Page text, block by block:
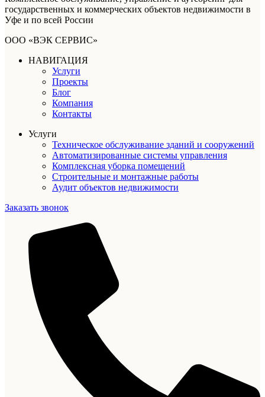
государственных и коммерческих объектов недвижимости в
Уфе и по всей России
ООО «ВЭК СЕРВИС»
НАВИГАЦИЯ
Услуги
Проекты
Блог
Компания
Контакты
Услуги
Техническое обслуживание зданий и сооружений
Автоматизированные системы управления
Комплексная уборка помещений
Строительные и монтажные работы
Аудит объектов недвижимости
Заказать звонок